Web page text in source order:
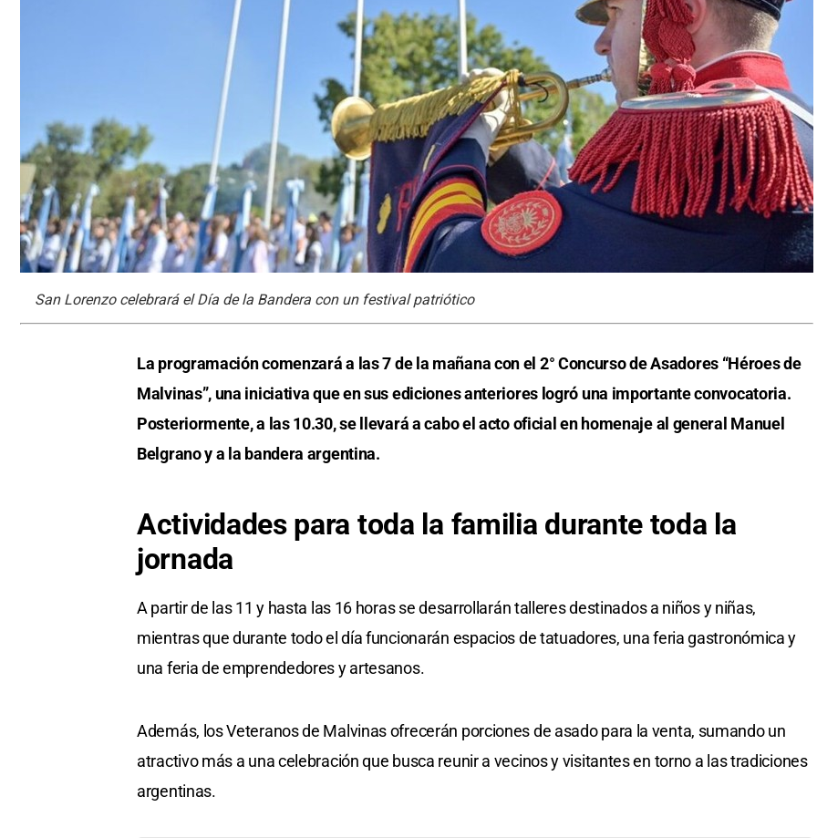
San Lorenzo celebrará el Día de la Bandera con un festival patriótico
La programación comenzará a las 7 de la mañana con el 2° Concurso de Asadores “Héroes de
Malvinas”, una iniciativa que en sus ediciones anteriores logró una importante convocatoria.
Posteriormente, a las 10.30, se llevará a cabo el acto oficial en homenaje al general Manuel
Belgrano y a la bandera argentina.
Actividades para toda la familia durante toda la
jornada
A partir de las 11 y hasta las 16 horas se desarrollarán talleres destinados a niños y niñas,
mientras que durante todo el día funcionarán espacios de tatuadores, una feria gastronómica y
una feria de emprendedores y artesanos.
Además, los Veteranos de Malvinas ofrecerán porciones de asado para la venta, sumando un
atractivo más a una celebración que busca reunir a vecinos y visitantes en torno a las tradiciones
argentinas.